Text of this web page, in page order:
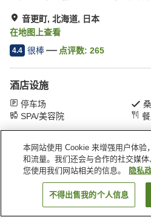
音更町, 北海道, 日本
在地图上查看
4.4 很棒 点评数: 265
酒店设施
停车场
SPA/美容院
首页 日本 北海道 音更町
搜索客房
本网站使用 Cookie 来增强用户体验
和流量。我们还会与合作的社交媒
您使用我们网站相关的信息。
隐私
不得出售我的个人信息